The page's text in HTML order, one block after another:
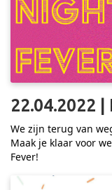
22.04.2022 |
We zijn terug van
Maak je klaar voor
Fever!